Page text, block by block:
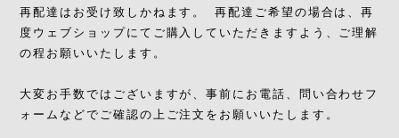
再配達はお受け致しかねます。 再配達ご希望の場合は、再
度ウェブショップにてご購入していただきますよう、ご理解
の程お願いいたします。
大変お手数ではございますが、事前にお電話、問い合わせフ
ォームなどでご確認の上ご注文をお願いいたします。